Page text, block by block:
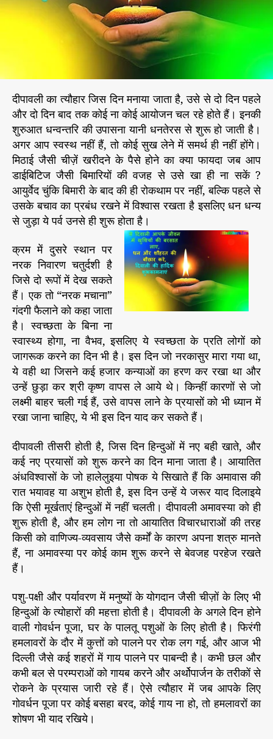
r
ज
बा
रे
वि
शे
न
का
दीपावली का त्यौहार जिस दिन मनाया जाता है, उसे से दो दिन पहले
और दो दिन बाद तक कोई ना कोई आयोजन चल रहे होते हैं। इनकी
शुरुआत धन्वन्तरि की उपासना यानी धनतेरस से शुरू हो जाती है।
अगर आप स्वस्थ नहीं हैं, तो कोई सुख लेने में समर्थ ही नहीं होंगे।
मिठाई जैसी चीज़ें खरीदने के पैसे होने का क्या फायदा जब आप
डाईबिटिज जैसी बिमारियों की वजह से उसे खा ही ना सकें ?
आयुर्वेद चुंकि बिमारी के बाद की ही रोकथाम पर नहीं, बल्कि पहले से
उसके बचाव का प्रबंध रखने में विश्वास रखता है इसलिए धन धन्य
से जुड़ा ये पर्व उनसे ही शुरू होता है।
क्रम में दुसरे स्थान पर
नरक निवारण चतुर्दशी है
जिसे दो रूपों में देख सकते
हैं। एक तो “नरक मचाना”
गंदगी फैलाने को कहा जाता
है। स्वच्छता के बिना ना
स्वास्थ्य होगा, ना वैभव, इसलिए ये स्वच्छता के प्रति लोगों को
जागरूक करने का दिन भी है। इस दिन जो नरकासुर मारा गया था,
ये वही था जिसने कई हजार कन्याओं का हरण कर रखा था और
उन्हें छुड़ा कर श्री कृष्ण वापस ले आये थे। किन्हीं कारणों से जो
लक्ष्मी बाहर चली गई हैं, उसे वापस लाने के प्रयासों को भी ध्यान में
रखा जाना चाहिए, ये भी इस दिन याद कर सकते हैं।
दीपावली तीसरी होती है, जिस दिन हिन्दुओं में नए बही खाते, और
कई नए प्रयासों को शुरू करने का दिन माना जाता है। आयातित
अंधविश्वासों के जो हालेलुइया पोषक ये सिखाते हैं कि अमावास की
रात भयावह या अशुभ होती है, इस दिन उन्हें ये जरूर याद दिलाइये
कि ऐसी मूर्खताएं हिन्दुओं में नहीं चलती। दीपावली अमावस्या को ही
शुरू होती है, और हम लोग ना तो आयातित विचारधाराओं की तरह
किसी को वाणिज्य-व्यवसाय जैसे कर्मों के कारण अपना शत्रु मानते
हैं, ना अमावस्या पर कोई काम शुरू करने से बेवजह परहेज रखते
हैं।
पशु-पक्षी और पर्यावरण में मनुष्यों के योगदान जैसी चीज़ों के लिए भी
हिन्दुओं के त्योहारों की महत्ता होती है। दीपावली के अगले दिन होने
वाली गोवर्धन पूजा, घर के पालतू पशुओं के लिए होती है। फिरंगी
हमलावरों के दौर में कुत्तों को पालने पर रोक लग गई, और आज भी
दिल्ली जैसे कई शहरों में गाय पालने पर पाबन्दी है। कभी छल और
कभी बल से परम्पराओं को गायब करने और अर्थोपार्जन के तरीकों से
रोकने के प्रयास जारी रहे हैं। ऐसे त्यौहार में जब आपके लिए
गोवर्धन पूजा पर कोई बसहा बरद, कोई गाय ना हो, तो हमलावरों का
शोषण भी याद रखिये।